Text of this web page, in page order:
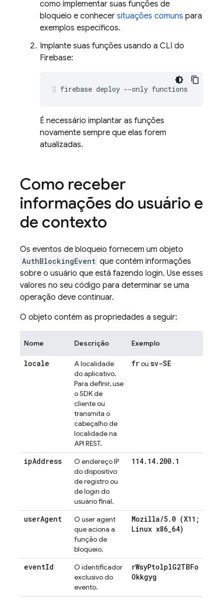
como implementar suas funções de
bloqueio e conhecer situações comuns para
exemplos específicos.
Implante suas funções usando a CLI do
Firebase:
firebase deploy --only
É necessário implantar as funções
novamente sempre que elas forem
atualizadas.
Como receber
informações do usuário e
de contexto
Os eventos de bloqueio fornecem um objeto
AuthBlockingEvent que contém informações
sobre o usuário que está fazendo login. Use esses
valores no seu código para determinar se uma
operação deve continuar.
O objeto contém as propriedades a seguir:
Nome Descrição Exemplo
locale
A localidade
do aplicativo.
Para definir, use
o SDK de
cliente ou
transmita o
cabeçalho de
localidade na
API REST.
frou sv-SE
ipAddress
O endereço IP
do dispositivo
de registro ou
de login do
usuário final.
114. 14. 200. 1
userAgent
O user agent
que aciona a
função de
bloqueio.
Mozilla/5. 0 (X11;
Linux x86_64)
eventId
O identificador
exclusivo do
evento.
rWsyPtolplG2TBFo
Okkgyg